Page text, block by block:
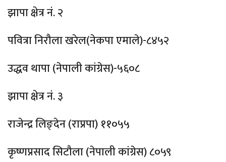
झापा क्षेत्र नं. २
पवित्रा निरौला खरेल(नेकपा एमाले)-८४५२
उद्धव थापा (नेपाली कांग्रेस)-५६०८
झापा क्षेत्र नं. ३
राजेन्द्र लिङ्देन (राप्रपा) ११०५५
कृष्णप्रसाद सिटौला (नेपाली कांग्रेस) ८०५९